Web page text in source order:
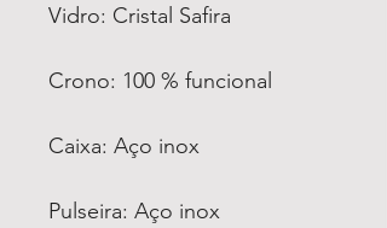
Vidro: Cristal Safira
Crono: 100 % funcional
Caixa: Aço inox
Pulseira: Aço inox